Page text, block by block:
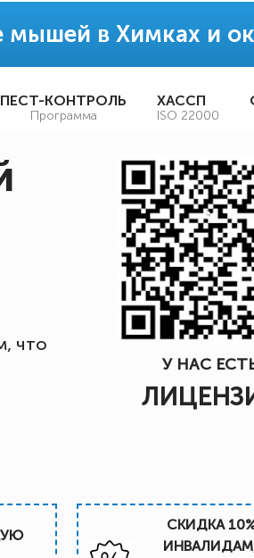
мышей в Химках и
ПЕСТ-КОНТРОЛЬ
Программа
ХАССП
ISO 22000
что
У НАС
СКИДКА